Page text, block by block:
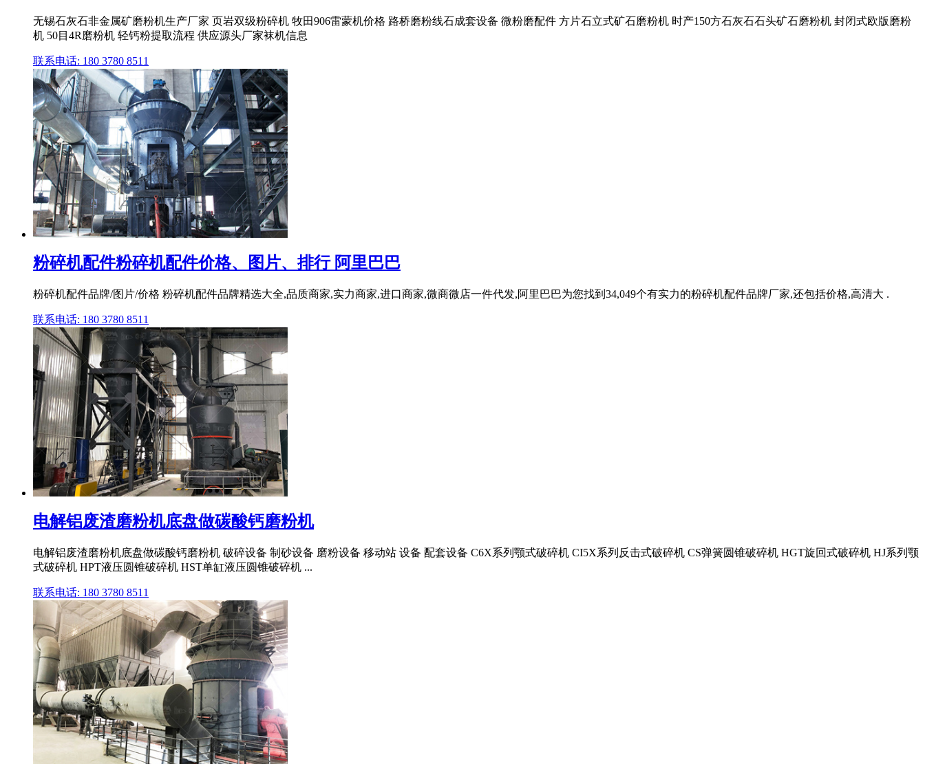
无锡石灰石非金属矿磨粉机生产厂家 页岩双级粉碎机 牧田906雷蒙机价格 路桥磨粉线石成套设备 微粉磨配件 方片石立式矿石磨粉机 时产150方石灰石石头矿石磨粉机 封闭式欧版磨粉
机 50目4R磨粉机 轻钙粉提取流程 供应源头厂家袜机信息
联系电话: 180 3780 8511
粉碎机配件粉碎机配件价格、图片、排行 阿里巴巴
粉碎机配件品牌/图片/价格 粉碎机配件品牌精选大全,品质商家,实力商家,进口商家,微商微店一件代发,阿里巴巴为您找到34,049个有实力的粉碎机配件品牌厂家,还包括价格,高清大 .
联系电话: 180 3780 8511
电解铝废渣磨粉机底盘做碳酸钙磨粉机
电解铝废渣磨粉机底盘做碳酸钙磨粉机 破碎设备 制砂设备 磨粉设备 移动站 设备 配套设备 C6X系列颚式破碎机 CI5X系列反击式破碎机 CS弹簧圆锥破碎机 HGT旋回式破碎机 HJ系列颚
式破碎机 HPT液压圆锥破碎机 HST单缸液压圆锥破碎机 ...
联系电话: 180 3780 8511